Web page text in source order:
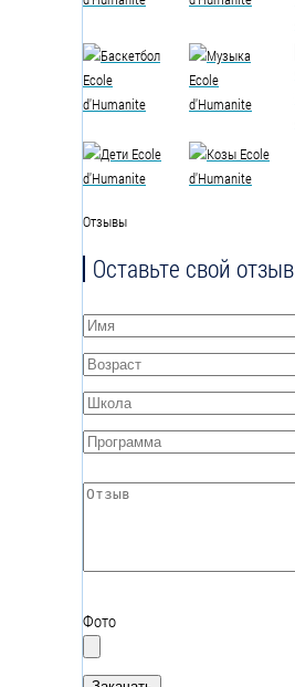
Отзывы
Оставьте свой отзыв
Имя*
Возраст*
Школа*
Программа*
Отзыв*
Фото